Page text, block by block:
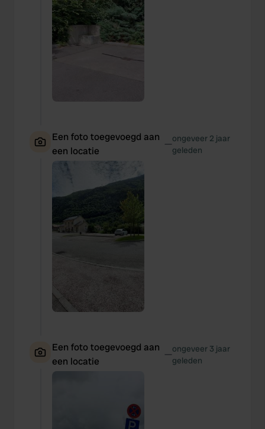
Een foto toegevoegd aan
een locatie
—ongeveer 2 jaar
geleden
Een foto toegevoegd aan
een locatie
—ongeveer 3 jaar
geleden